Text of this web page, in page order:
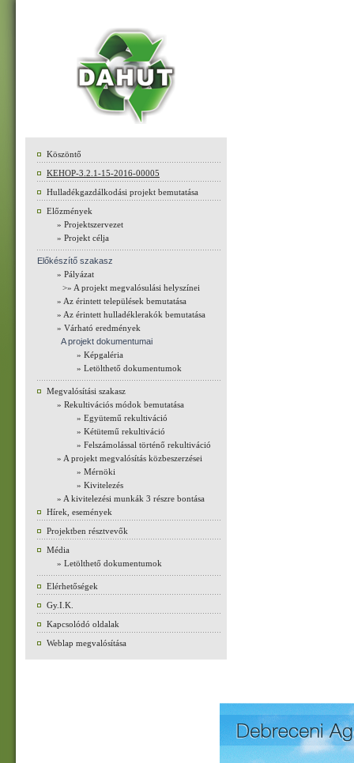
Köszöntő
KEHOP-3.2.1-15-2016-00005
Hulladékgazdálkodási projekt bemutatása
Előzmények
» Projektszervezet
» Projekt célja
Előkészítő szakasz
» Pályázat
>» A projekt megvalósulási helyszínei
» Az érintett települések bemutatása
» Az érintett hulladéklerakók bemutatása
» Várható eredmények
A projekt dokumentumai
» Képgaléria
» Letölthető dokumentumok
Megvalósítási szakasz
» Rekultivációs módok bemutatása
» Együtemű rekultiváció
» Kétütemű rekultiváció
» Felszámolással történő rekultiváció
» A projekt megvalósítás közbeszerzései
» Mérnöki
» Kivitelezés
» A kivitelezési munkák 3 részre bontása
Hírek, események
Projektben résztvevők
Média
» Letölthető dokumentumok
Elérhetőségek
Gy.I.K.
Kapcsolódó oldalak
Weblap megvalósítása